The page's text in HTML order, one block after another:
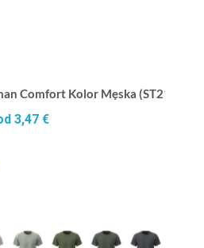
Comfort Kolor Męska (ST2100K)
3,47 €